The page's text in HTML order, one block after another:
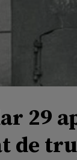
29
de